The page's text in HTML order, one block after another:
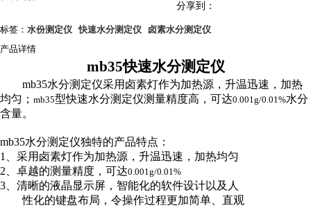
分享到：
标签： 水份测定仪 快速水分测定仪
卤素水分测定仪
产品详情
mb35快速水分测定仪
mb35水分测定仪采用卤素灯作为加热源，升温迅速，加热
均匀； mb35型快速水分测定仪测量精度高，可达0.001g/0.01%水分
含量。
mb35水分测定仪独特的产品特点：
1
、采用卤素灯作为加热源，升温迅速，加热均匀
2 、卓越的测量精度，可达0.001g/0.01%
3 、清晰的液晶显示屏，智能化的软件设计以及人
性化的键盘布局，令操作过程更加简单、直观